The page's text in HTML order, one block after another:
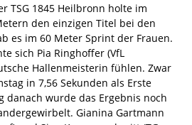
TSG 1845 Heilbronn holte im
den einzigen Titel bei den
es im 60 Meter Sprint der Frauen.
sich Pia Ringhoffer (VfL
Hallenmeisterin fühlen. Zwar
in 7,56 Sekunden als Erste
danach wurde das Ergebnis noch
Gianina Gartmann